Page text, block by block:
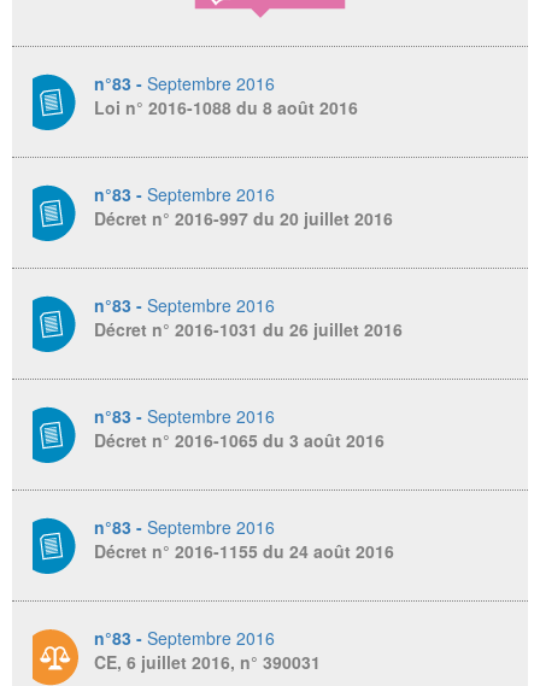
n°83 - Septembre 2016
Loi n° 2016-1088 du 8 août 2016
n°83 - Septembre 2016
Décret n° 2016-997 du 20 juillet 2016
n°83 - Septembre 2016
Décret n° 2016-1031 du 26 juillet 2016
n°83 - Septembre 2016
Décret n° 2016-1065 du 3 août 2016
n°83 - Septembre 2016
Décret n° 2016-1155 du 24 août 2016
n°83 - Septembre 2016
CE, 6 juillet 2016, n° 390031